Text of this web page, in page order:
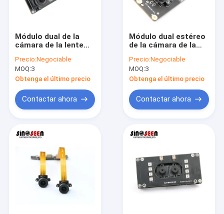
Módulo dual de la
cámara de la lente
VR/de AR
Precio:Negociable
MOQ:3
Obtenga el último precio
Contactar ahora
Módulo dual estéreo
de la cámara de la
OV4689 para
Regognition facial
Precio:Negociable
MOQ:3
Obtenga el último precio
Contactar ahora